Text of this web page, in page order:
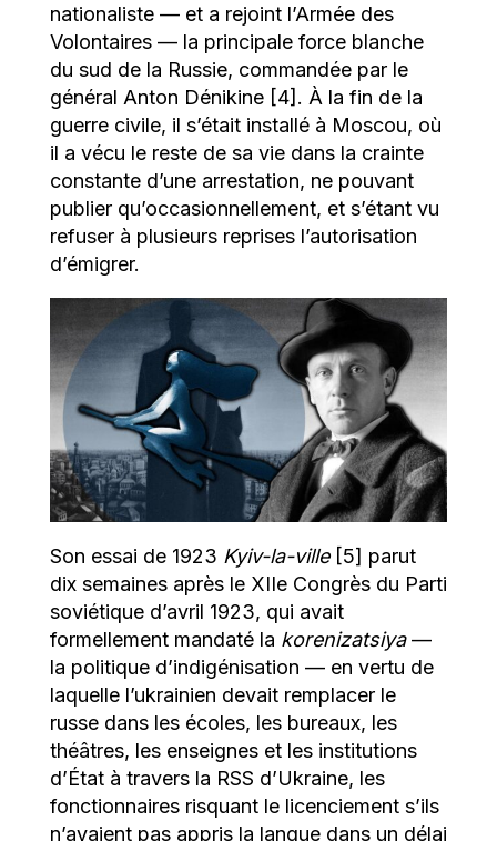
nationaliste — et a rejoint l’Armée des
Volontaires — la principale force blanche
du sud de la Russie, commandée par le
général Anton Dénikine [4]. À la fin de la
guerre civile, il s’était installé à Moscou, où
il a vécu le reste de sa vie dans la crainte
constante d’une arrestation, ne pouvant
publier qu’occasionnellement, et s’étant vu
refuser à plusieurs reprises l’autorisation
d’émigrer.
Son essai de 1923 Kyiv-la-ville[5] parut
dix semaines après le XIIe Congrès du Parti
soviétique d’avril 1923, qui avait
formellement mandaté la korenizatsiya—
la politique d’indigénisation — en vertu de
laquelle l’ukrainien devait remplacer le
russe dans les écoles, les bureaux, les
théâtres, les enseignes et les institutions
d’État à travers la RSS d’Ukraine, les
fonctionnaires risquant le licenciement s’ils
n’avaient pas appris la langue dans un délai